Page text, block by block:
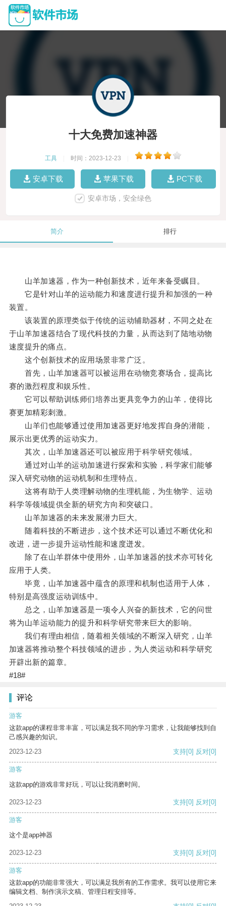
十大免费加速神器
工具 时间：2023-12-23
安卓下载 苹果下载 PC下载
安卓市场，安全绿色
简介 排行
山羊加速器，作为一种创新技术，近年来备受瞩目。
它是针对山羊的运动能力和速度进行提升和加强的一种
装置。
该装置的原理类似于传统的运动辅助器材，不同之处在
于山羊加速器结合了现代科技的力量，从而达到了陆地动物
速度提升的痛点。
这个创新技术的应用场景非常广泛。
首先，山羊加速器可以被运用在动物竞赛场合，提高比
赛的激烈程度和娱乐性。
它可以帮助训练师们培养出更具竞争力的山羊，使得比
赛更加精彩刺激。
山羊们也能够通过使用加速器更好地发挥自身的潜能，
展示出更优秀的运动实力。
其次，山羊加速器还可以被应用于科学研究领域。
通过对山羊的运动加速进行探索和实验，科学家们能够
深入研究动物的运动机制和生理特点。
这将有助于人类理解动物的生理机能，为生物学、运动
科学等领域提供全新的研究方向和突破口。
山羊加速器的未来发展潜力巨大。
随着科技的不断进步，这个技术还可以通过不断优化和
改进，进一步提升运动性能和速度迸发。
除了在山羊群体中使用外，山羊加速器的技术亦可转化
应用于人类。
毕竟，山羊加速器中蕴含的原理和机制也适用于人体，
特别是高强度运动训练中。
总之，山羊加速器是一项令人兴奋的新技术，它的问世
将为山羊运动能力的提升和科学研究带来巨大的影响。
我们有理由相信，随着相关领域的不断深入研究，山羊
加速器将推动整个科技领域的进步，为人类运动和科学研究
开辟出新的篇章。
#18#
评论
游客
这款app的课程非常丰富，可以满足我不同的学习需求，让我能够找到自
己感兴趣的知识。
2023-12-23
支持[0] 反对[0]
游客
这款app的游戏非常好玩，可以让我消磨时间。
2023-12-23 支持[0] 反对[0]
游客
这个是app神器
2023-12-23 支持[0] 反对[0]
游客
这款app的功能非常强大，可以满足我所有的工作需求。我可以使用它来
编辑文档、制作演示文稿、管理日程安排等。